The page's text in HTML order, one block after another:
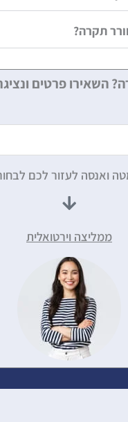
תקרה?
השאירו פרטים
ואנסה לעזור לכם
ממליצה וירטואלית